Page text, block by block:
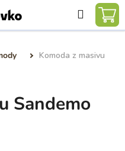
Hledat
Komoda z masivu
Sandemo